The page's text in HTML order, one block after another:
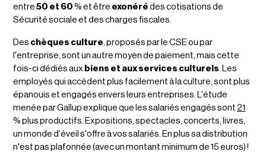
entre50 et 60 % et être exonéré des cotisations de
Sécurité sociale et des charges fiscales.
Des chèques culture , proposés par le CSE ou par
l'entreprise, sont un autre moyen de paiement, mais cette
fois-ci dédiés aux biens et aux services culturels . Les
employés qui accèdent plus facilement à la culture, sont plus
épanouis et engagés envers leurs entreprises. L'étude
menée par Gallup explique que les salariés engagés sont 21
% plus productifs. Expositions, spectacles, concerts, livres,
un monde d'éveil s'offre à vos salariés. En plus sa distribution
n'est pas plafonnée (avec un montant minimum de 15 euros) !